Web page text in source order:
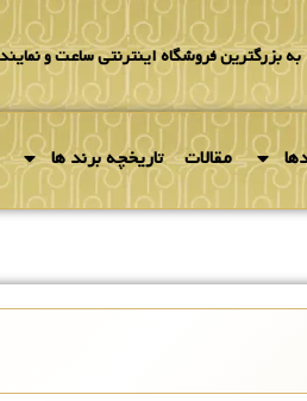
به بزرگترین فروشگاه اینترنتی ساعت و
مقالات تاریخچه برند ها